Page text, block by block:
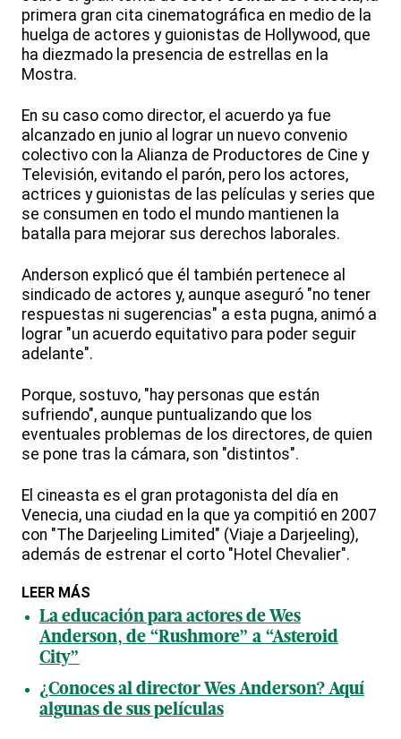
primera gran cita cinematográfica en medio de la
huelga de actores y guionistas de Hollywood, que
ha diezmado la presencia de estrellas en la
Mostra.
En su caso como director, el acuerdo ya fue
alcanzado en junio al lograr un nuevo convenio
colectivo con la Alianza de Productores de Cine y
Televisión, evitando el parón, pero los actores,
actrices y guionistas de las películas y series que
se consumen en todo el mundo mantienen la
batalla para mejorar sus derechos laborales.
Anderson explicó que él también pertenece al
sindicado de actores y, aunque aseguró "no tener
respuestas ni sugerencias" a esta pugna, animó a
lograr "un acuerdo equitativo para poder seguir
adelante".
Porque, sostuvo, "hay personas que están
sufriendo", aunque puntualizando que los
eventuales problemas de los directores, de quien
se pone tras la cámara, son "distintos".
El cineasta es el gran protagonista del día en
Venecia, una ciudad en la que ya compitió en 2007
con "The Darjeeling Limited" (Viaje a Darjeeling),
además de estrenar el corto "Hotel Chevalier".
LEER MÁS
La educación para actores de Wes
Anderson, de “Rushmore” a “Asteroid
City”
¿Conoces al director Wes Anderson? Aquí
algunas de sus películas